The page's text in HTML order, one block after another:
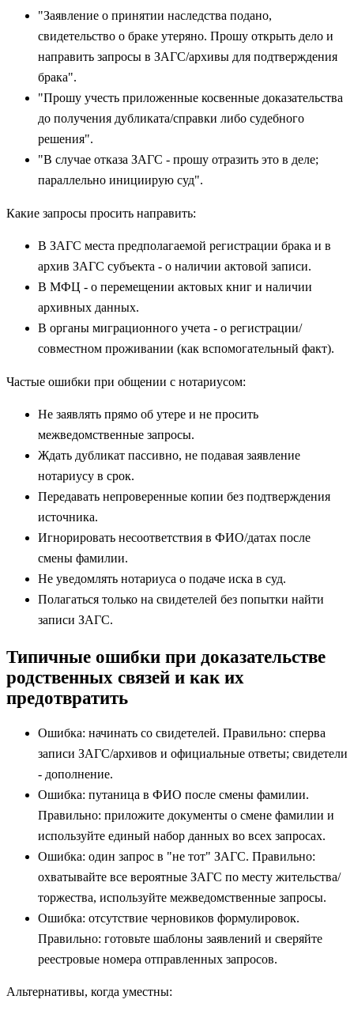
"Заявление о принятии наследства подано,
свидетельство о браке утеряно. Прошу открыть дело и
направить запросы в ЗАГС/архивы для подтверждения
брака".
"Прошу учесть приложенные косвенные доказательства
до получения дубликата/справки либо судебного
решения".
"В случае отказа ЗАГС - прошу отразить это в деле;
параллельно инициирую суд".
Какие запросы просить направить:
В ЗАГС места предполагаемой регистрации брака и в
архив ЗАГС субъекта - о наличии актовой записи.
В МФЦ - о перемещении актовых книг и наличии
архивных данных.
В органы миграционного учета - о регистрации/
совместном проживании (как вспомогательный факт).
Частые ошибки при общении с нотариусом:
Не заявлять прямо об утере и не просить
межведомственные запросы.
Ждать дубликат пассивно, не подавая заявление
нотариусу в срок.
Передавать непроверенные копии без подтверждения
источника.
Игнорировать несоответствия в ФИО/датах после
смены фамилии.
Не уведомлять нотариуса о подаче иска в суд.
Полагаться только на свидетелей без попытки найти
записи ЗАГС.
Типичные ошибки при доказательстве
родственных связей и как их
предотвратить
Ошибка: начинать со свидетелей. Правильно: сперва
записи ЗАГС/архивов и официальные ответы; свидетели
- дополнение.
Ошибка: путаница в ФИО после смены фамилии.
Правильно: приложите документы о смене фамилии и
используйте единый набор данных во всех запросах.
Ошибка: один запрос в "не тот" ЗАГС. Правильно:
охватывайте все вероятные ЗАГС по месту жительства/
торжества, используйте межведомственные запросы.
Ошибка: отсутствие черновиков формулировок.
Правильно: готовьте шаблоны заявлений и сверяйте
реестровые номера отправленных запросов.
Альтернативы, когда уместны: